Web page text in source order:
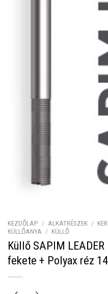
KEZDŐLAP / ALKATRÉSZEK /
KÜLLŐANYA / KÜLLŐ
Küllő SAPIM
fekete + Polyax réz